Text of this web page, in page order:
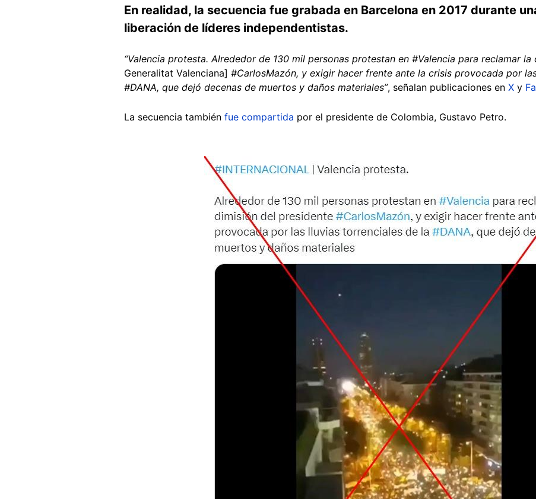
En realidad, la secuencia fue grabada en Barcelona en 2017 durante
liberación de líderes independentistas.
“Valencia protesta. Alrededor de 130 mil personas protestan en #Valencia para reclamar
Generalitat Valenciana] #CarlosMazón, y exigir hacer frente ante la crisis provocada por
#DANA, que dejó decenas de muertos y daños materiales”, señalan publicaciones en X y
La secuencia también fue compartida por el presidente de Colombia, Gustavo Petro.